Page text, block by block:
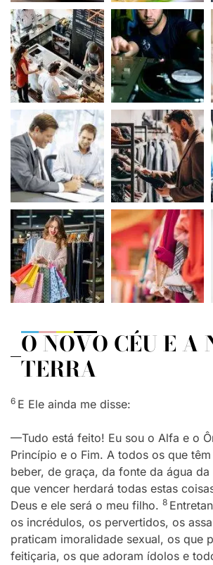
O NOVO CÉU E A
TERRA
6 E Ele ainda me disse:
—Tudo está feito! Eu sou o Alfa e o
Princípio e o Fim. A todos os que
beber, de graça, da fonte da água da
que vencer herdará todas estas
Deus e ele será o meu filho. 8
os incrédulos, os pervertidos, os
praticam imoralidade sexual, os que
feitiçaria, os que adoram ídolos e